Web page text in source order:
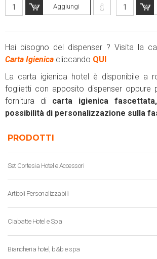
Aggiungi
Hai bisogno del dispenser ? Visita la
Carta Igienica cliccando QUI
La carta igienica hotel è disponibile a
foglietti con apposito dispenser oppure
fornitura di carta igienica
possibilità di personalizzazione sulla
PRODOTTI
Set Cortesia Hotel e Accessori
Articoli Personalizzabili
Ciabatte Hotel e Spa
Biancheria hotel, b&b e spa